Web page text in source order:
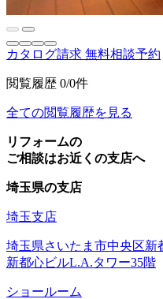
カタログ請求 無料相談予約
閲覧履歴 0/0件
全ての閲覧履歴を見る
リフォームの
ご相談はお近くの支店へ
埼玉県の支店
埼玉支店
埼玉県さいたま市中央区新
新都心ビルL.A.タワー35階
ショールーム